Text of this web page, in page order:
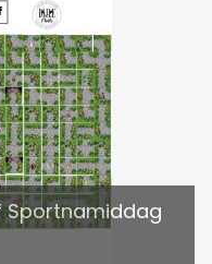
Sportnamiddag